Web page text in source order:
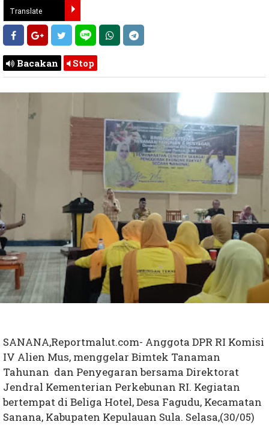
Bacakan Stop
SANANA,Reportmalut.com- Anggota DPR RI Komisi
IV Alien Mus, menggelar Bimtek Tanaman
Tahunan dan Penyegaran bersama Direktorat
Jendral Kementerian Perkebunan RI. Kegiatan
bertempat di Beliga Hotel, Desa Fagudu, Kecamatan
Sanana, Kabupaten Kepulauan Sula. Selasa,(30/05)